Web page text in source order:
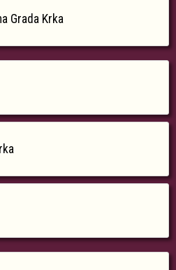
Grada Krka